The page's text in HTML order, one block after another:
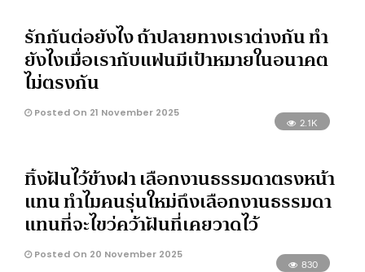
รักกันต่อยังไง ถ้าปลายทางเราต่างกัน ทำ
ยังไงเมื่อเรากับแฟนมีเป้าหมายในอนาคต
ไม่ตรงกัน
Posted On 21 November 2025
2.1K
ทิ้งฝันไว้ข้างฝา เลือกงานธรรมดาตรงหน้า
แทน ทำไมคนรุ่นใหม่ถึงเลือกงานธรรมดา
แทนที่จะไขว่คว้าฝันที่เคยวาดไว้
Posted On 20 November 2025
830